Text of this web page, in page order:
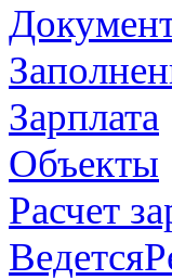
Зарплата
Объекты
Расчет